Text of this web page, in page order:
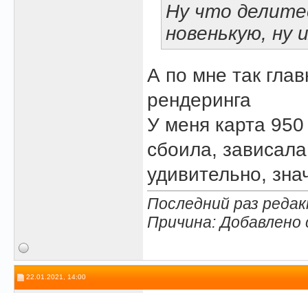
Ну что
новенькую, ну
А по мне так
рендеринга
У меня карта
сбоила,
удивительно,
Последний раз
Причина:
22.01.2021, 14:00